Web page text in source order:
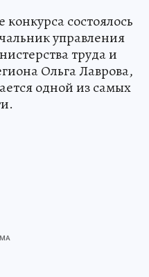
состоялось
управления
труда и
Ольга Лаврова,
одной из самых